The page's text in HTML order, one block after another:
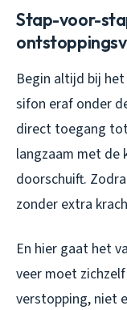
Stap-voor-
Begin altijd bij
sifon eraf onder
direct toegang
langzaam met de
doorschuift.
zonder extra
En hier gaat het
veer moet
verstopping, niet